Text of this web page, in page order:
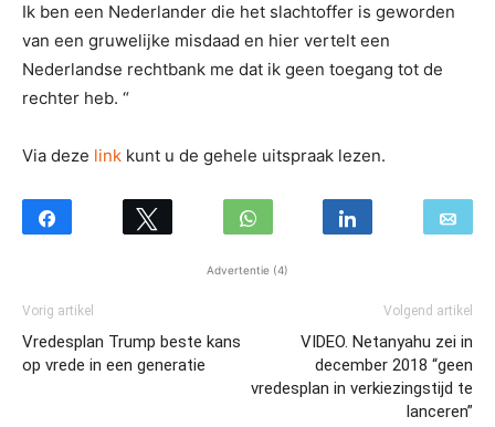
Ik ben een Nederlander die het slachtoffer is geworden
van een gruwelijke misdaad en hier vertelt een
Nederlandse rechtbank me dat ik geen toegang tot de
rechter heb. “
Via deze link kunt u de gehele uitspraak lezen.
Advertentie (4)
Vorig artikel
Vredesplan Trump beste kans
op vrede in een generatie
Volgend artikel
VIDEO. Netanyahu zei in
december 2018 “geen
vredesplan in verkiezingstijd te
lanceren”